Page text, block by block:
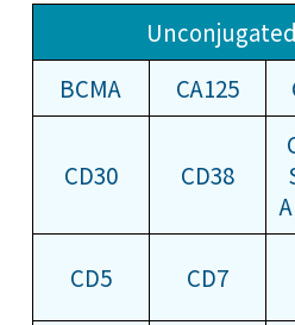
BCMA
CA125
CD30 CD38
CD5 CD7